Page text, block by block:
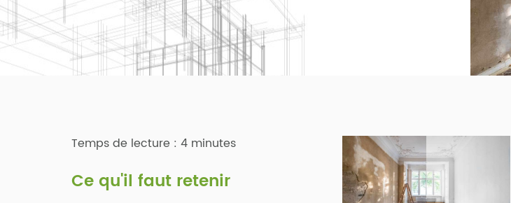
Temps de lecture : 4 minutes
Ce qu'il faut retenir